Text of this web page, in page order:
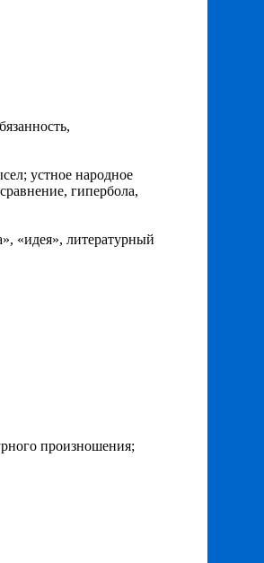
устное народное
гипербола,
«идея», литературный
произношения;